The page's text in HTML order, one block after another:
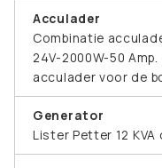
Acculader
Combinatie
24V-2000W-50
acculader voor de
Generator
Lister Petter 12 KVA